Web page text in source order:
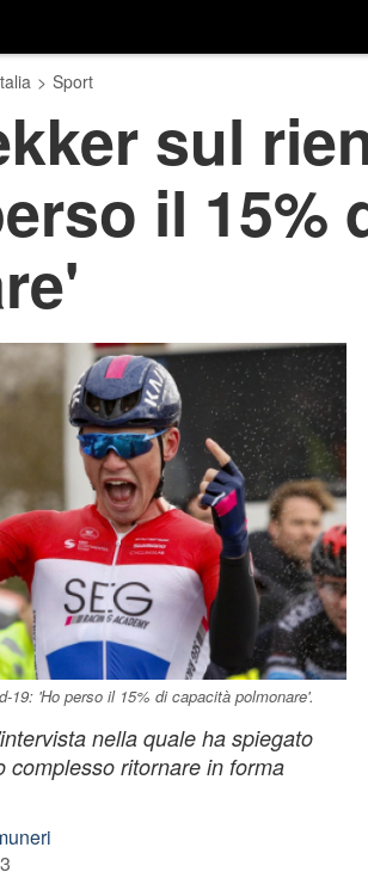
> Sport
sul
il 15%
19: 'Ho perso il 15% di capacità polmonare'.
nella quale ha spiegato
complesso ritornare in forma